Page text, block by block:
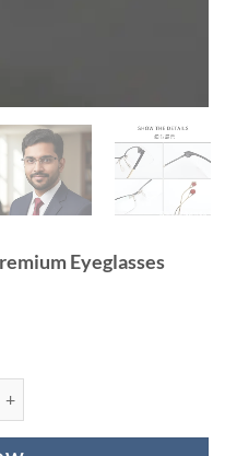
Eyeglasses
Pure Titanium Frame